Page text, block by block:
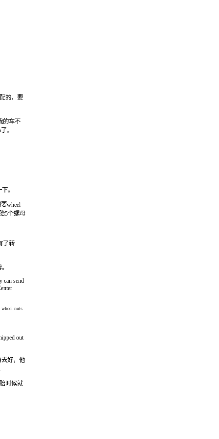
的，要
的车不
。
。
wheel
5个螺母
了转
can send
nuts
out
去好，他
时候就